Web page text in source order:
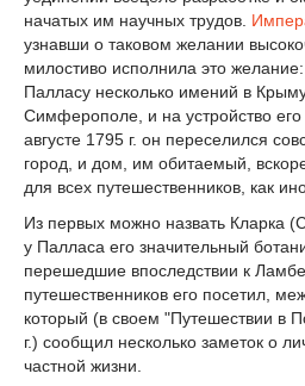
начатых им научных трудов.
узнавши о таковом желании
милостиво исполнила это
Палласу несколько имений в
Симферополе, и на устройство
августе 1795 г. он переселился
город, и дом, им обитаемый,
для всех путешественников, как
Из первых можно назвать Кларка
у Палласа его значительный
перешедшие впоследствии к
путешественников его посетил,
который (в своем "Путешествии в
г.) сообщил несколько заметок о
частной жизни.